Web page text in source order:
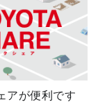
アが便利です